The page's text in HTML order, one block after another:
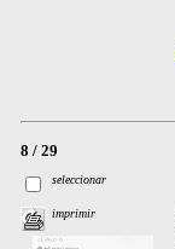
8 / 29
seleccionar
imprimir